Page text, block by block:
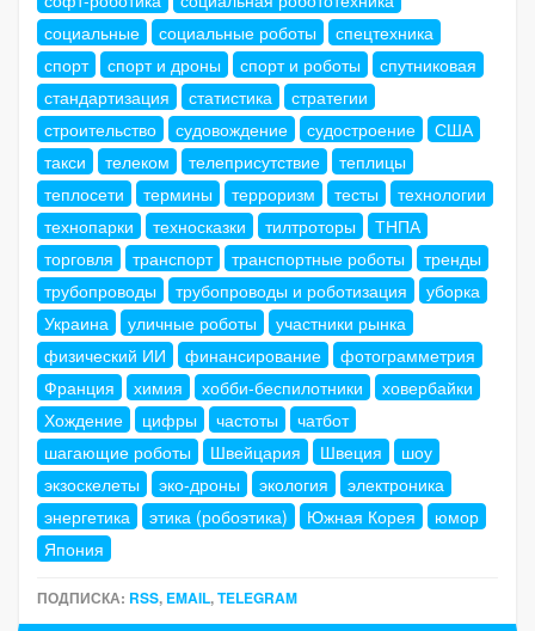
социальные
социальные роботы
спецтехника
спорт
спорт и дроны спорт и роботы
спутниковая
стандартизация
статистика
стратегии
строительство
судовождение судостроение
США
такси
телеком телеприсутствие
теплицы
теплосети
термины терроризм тесты
технологии
технопарки
техносказки тилтроторы
ТНПА
торговля
транспорт транспортные роботы
тренды
трубопроводы
трубопроводы и роботизация
уборка
Украина
уличные роботы
участники рынка
физический ИИ
финансирование
фотограмметрия
Франция
химия хобби-беспилотники
ховербайки
Хождение
цифры частоты
чатбот
шагающие роботы
Швейцария Швеция
шоу
экзоскелеты
эко-дроны экология
электроника
энергетика
этика (робоэтика) Южная Корея
юмор
Япония
ПОДПИСКА: RSS, EMAIL,TELEGRAM